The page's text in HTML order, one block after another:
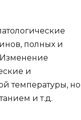
полных и
Изменение
и
температуры, но
и т.д.